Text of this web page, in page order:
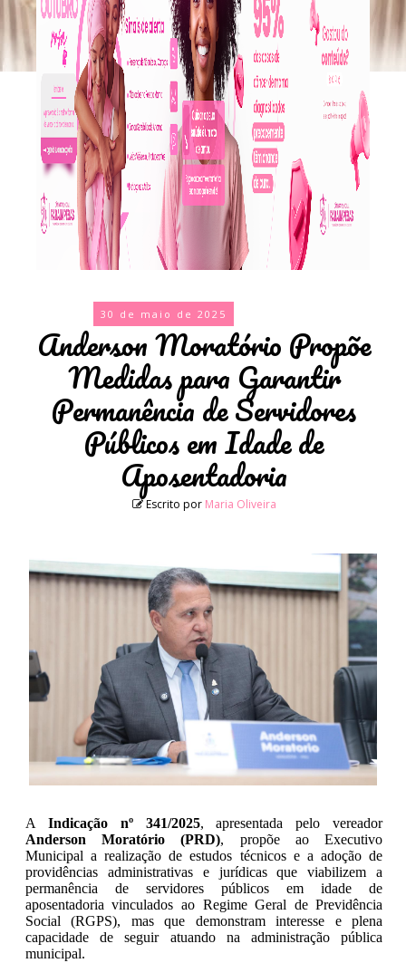
30 de maio de 2025
Anderson Moratório Propõe
Medidas para Garantir
Permanência de Servidores
Públicos em Idade de
Aposentadoria
Escrito por Maria Oliveira
A Indicação nº 341/2025, apresentada pelo vereador
Anderson Moratório (PRD), propõe ao Executivo
Municipal a realização de estudos técnicos e a adoção de
providências administrativas e jurídicas que viabilizem a
permanência de servidores públicos em idade de
aposentadoria vinculados ao Regime Geral de Previdência
Social (RGPS), mas que demonstram interesse e plena
capacidade de seguir atuando na administração pública
municipal.